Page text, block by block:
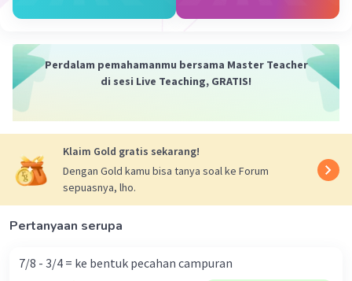
tinggal ditambah jadi hasilnya 1304
Perdalam pemahamanmu bersama Master Teacher
di sesi Live Teaching, GRATIS!
Klaim Gold gratis sekarang!
Dengan Gold kamu bisa tanya soal ke Forum
sepuasnya, lho.
Pertanyaan serupa
7/8 - 3/4 = ke bentuk pecahan campuran